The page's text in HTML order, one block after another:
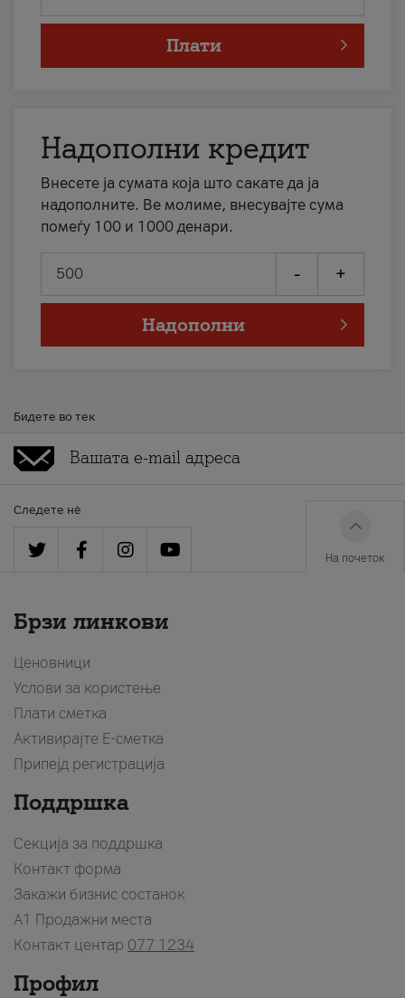
Плати
Надополни кредит
Внесете ја сумата која што сакате да ја
надополните. Ве молиме, внесувајте сума
помеѓу 100 и 1000 денари.
- +
Надополни
Бидете во тек
Следете нè
На почеток
Брзи линкови
Ценовници
Услови за користење
Плати сметка
Активирајте Е-сметка
Припејд регистрација
Поддршка
Секција за поддршка
Контакт форма
Закажи бизнис состанок
A1 Продажни места
Контакт центар 077 1234
Профил